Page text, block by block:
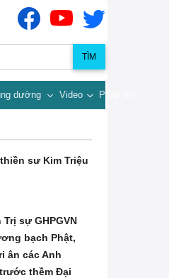
TÌM
dường Video Pháp âm
sư Kim Triệu
sự GHPGVN
bạch Phật,
ân các Anh
thềm Đại